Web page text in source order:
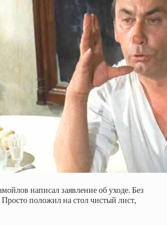
написал заявление об уходе. Без
положил на стол чистый лист,